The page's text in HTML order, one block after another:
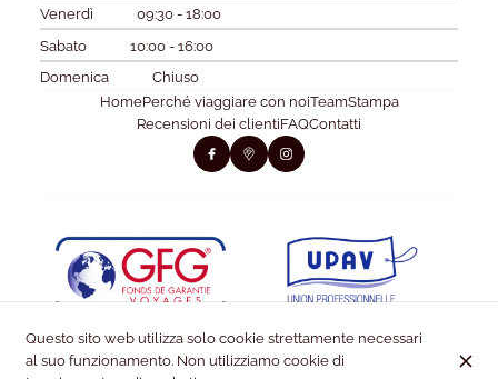
Venerdì
09:30 - 18:00
Sabato
10:00 - 16:00
Domenica
Chiuso
HomePerché viaggiare con noiTeamStampa
Recensioni dei clientiFAQContatti
Questo sito web utilizza solo cookie strettamente necessari
al suo funzionamento. Non utilizziamo cookie di